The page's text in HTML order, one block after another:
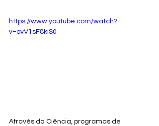
https://www.youtube.com/watch?
v=ovV1sF8kiS0
Através da Ciência, programas de